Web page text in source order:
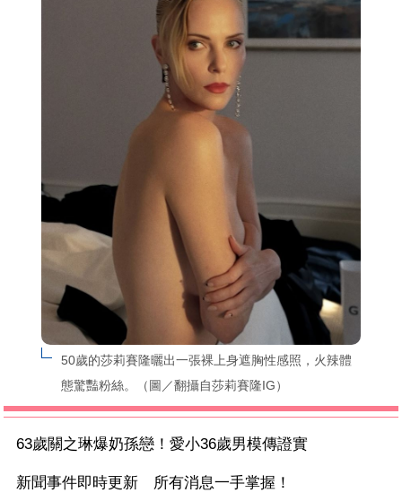
50歲的莎莉賽隆曬出一張裸上身遮胸性感照，火辣體
態驚豔粉絲。（圖／翻攝自莎莉賽隆IG）
63歲關之琳爆奶孫戀！愛小36歲男模傳證實
新聞事件即時更新 所有消息一手掌握！